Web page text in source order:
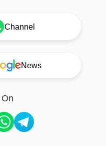
Channel
News